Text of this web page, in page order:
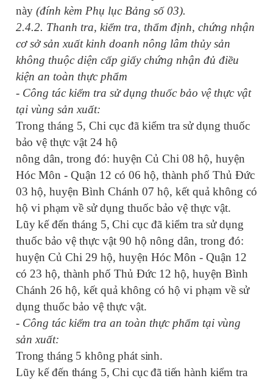
này (đính kèm Phụ lục Bảng số 03).
2.4.2. Thanh tra, kiểm tra, thẩm định, chứng nhận
cơ sở sản xuất kinh doanh nông lâm thủy sản
không thuộc diện cấp giấy chứng nhận đủ điều
kiện an toàn thực phẩm
- Công tác kiểm tra sử dụng thuốc bảo vệ thực vật
tại vùng sản xuất:
Trong tháng 5, Chi cục đã kiểm tra sử dụng thuốc
bảo vệ thực vật 24 hộ
nông dân, trong đó: huyện Củ Chi 08 hộ, huyện
Hóc Môn - Quận 12 có 06 hộ, thành phố Thủ Đức
03 hộ, huyện Bình Chánh 07 hộ, kết quả không có
hộ vi phạm về sử dụng thuốc bảo vệ thực vật.
Lũy kế đến tháng 5,Chi cục đã kiểm trasử dụng
thuốc bảo vệ thực vật 90 hộ nông dân, trong đó:
huyện Củ Chi 29 hộ, huyện Hóc Môn - Quận 12
có 23 hộ, thành phố Thủ Đức 12 hộ, huyện Bình
Chánh 26 hộ, kết quả không có hộ vi phạm về sử
dụng thuốc bảo vệ thực vật.
- Công tác kiểm tra an toàn thực phẩm tại vùng
sản xuất:
Trong tháng 5 không phát sinh.
Lũy kế đến tháng 5, Chi cục đã tiến hành kiểm tra